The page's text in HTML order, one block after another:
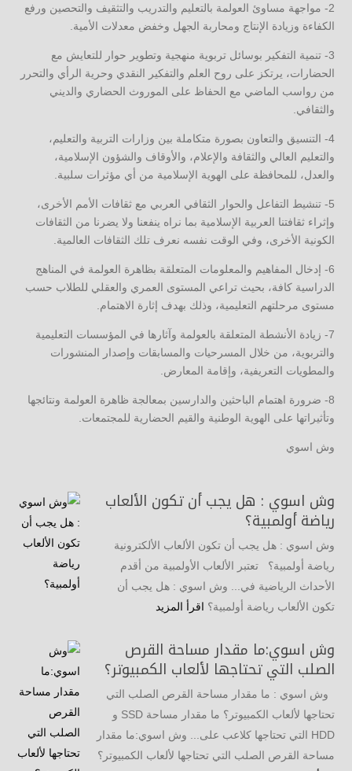
2- مواجهة مساوئ العولمة بالتعليم والتدريب والتثقيف والتحصين ورفع
الكفاءة وزيادة الإنتاج ومحاربة الجهل وخفض معدلات الأمية.
3- تنمية التفكير بوسائل تربوية منهجية وتطوير حوار للتعايش مع
الحضارات، يرتكز على روح العلم والتفكير النقدي وحرية الرأي والتحرر
من رواسب الماضي مع الحفاظ على الموروث الحضاري والديني
والثقافي.
4- التنسيق والتعاون بصورة متكاملة بين وزارات التربية والتعليم،
والتعليم العالي والثقافة والإعلام، والأوقاف والشؤون الإسلامية،
والعدل، للمحافظة على الهوية الإسلامية من أي مؤثرات سلبية.
5- تنشيط التفاعل والحوار الثقافي العربي مع ثقافات الأمم الأخرى،
وإثراء ثقافتنا العربية الإسلامية بما نراه ينفعنا ولا يضرنا من الثقافات
الكونية الأخرى، وفي الوقت نفسه نعرف تلك الثقافات العالمية.
6- إدخال المفاهيم والمعلومات المتعلقة بظاهرة العولمة في المناهج
الدراسية كافة، بحيث تراعي المستوى العمري والعقلي للطلاب حسب
مستوى مرحلتهم التعليمية، وذلك بهدف إثارة الاهتمام.
7- زيادة الأنشطة المتعلقة بالعولمة وآثارها في المؤسسات التعليمية
والتربوية، من خلال المسرحيات والمسابقات وإصدار المنشورات
والمطويات التعريفية، وإقامة المعارض.
8- ضرورة اهتمام الباحثين والدارسين بمعالجة ظاهرة العولمة ونتائجها
وتأثيراتها على الهوية الوطنية والقيم الحضارية للمجتمعات.
وش اسوي
وش اسوي : هل يجب أن تكون الألعاب
رياضة أولمبية؟
وش اسوي : هل يجب أن تكون الألعاب الألكترونية
رياضة أولمبية؟ تعتبر الألعاب الأولمبية من أقدم
الأحداث الرياضية في... وش اسوي : هل يجب أن
تكون الألعاب رياضة أولمبية؟ اقرأ المزيد
وش اسوي:ما مقدار مساحة القرص
الصلب التي تحتاجها لألعاب الكمبيوتر؟
وش اسوي : ما مقدار مساحة القرص الصلب التي
تحتاجها لألعاب الكمبيوتر؟ ما مقدار مساحة SSD و
HDD التي تحتاجها كلاعب على... وش اسوي:ما مقدار
مساحة القرص الصلب التي تحتاجها لألعاب الكمبيوتر؟